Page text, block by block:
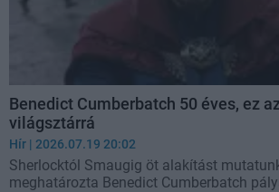
Benedict Cumberbatch 50 éves, ez
világsztárrá
Hír | 2026.07.19 20:02
Sherlocktól Smaugig öt alakítást
meghatározta Benedict Cumberbatch